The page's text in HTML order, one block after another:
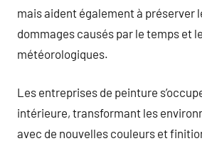
mais aident également à préserver
dommages causés par le temps et
météorologiques.
Les entreprises de peinture
intérieure, transformant les
avec de nouvelles couleurs et